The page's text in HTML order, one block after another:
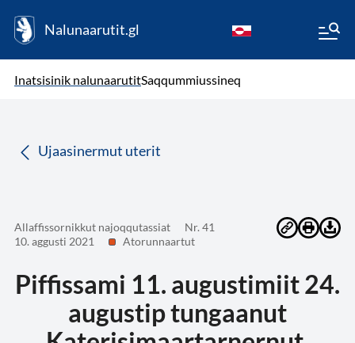
Nalunaarutit.gl
Inatsisinik nalunaarutitSaqqummiussineq
Ujaasinermut uterit
Allaffissornikkut najoqqutassiat
Nr. 41
10. aggusti 2021
Atorunnaartut
Piffissami 11. augustimiit 24.
augustip tungaanut